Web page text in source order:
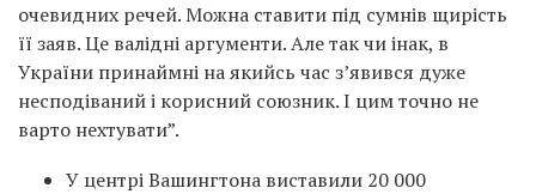
очевидних речей. Можна ставити під сумнів щирість
її заяв. Це валідні аргументи. Але так чи інак, в
України принаймні на якийсь час зʼявився дуже
несподіваний і корисний союзник. І цим точно не
варто нехтувати”.
У центрі Вашингтона виставили 20 000